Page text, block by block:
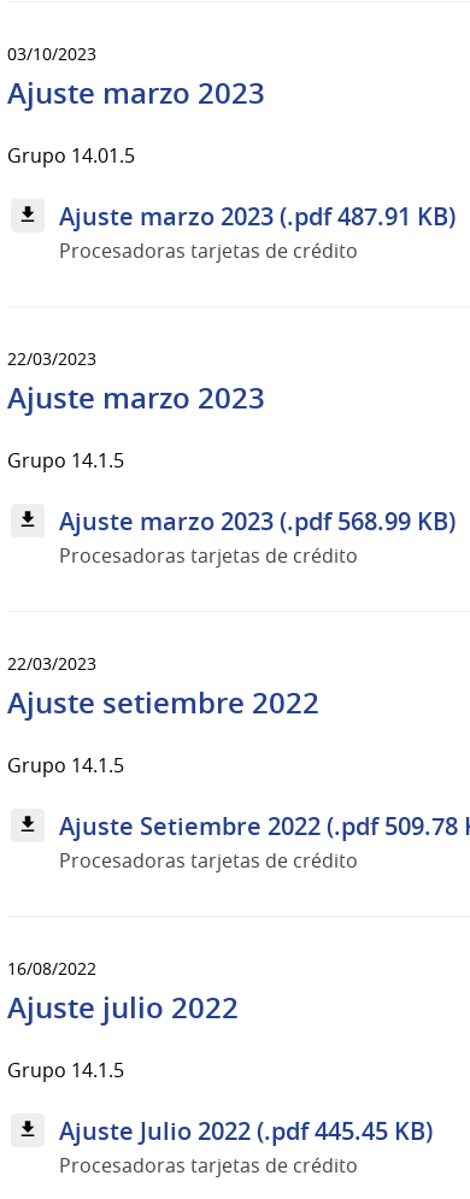
03/10/2023
Ajuste marzo 2023
Grupo 14.01.5
Ajuste marzo 2023 (.pdf 487.91 KB)
Procesadoras tarjetas de crédito
22/03/2023
Ajuste marzo 2023
Grupo 14.1.5
Ajuste marzo 2023 (.pdf 568.99 KB)
Procesadoras tarjetas de crédito
22/03/2023
Ajuste setiembre 2022
Grupo 14.1.5
Ajuste Setiembre 2022 (.pdf 509.78
Procesadoras tarjetas de crédito
16/08/2022
Ajuste julio 2022
Grupo 14.1.5
Ajuste Julio 2022 (.pdf 445.45 KB)
Procesadoras tarjetas de crédito